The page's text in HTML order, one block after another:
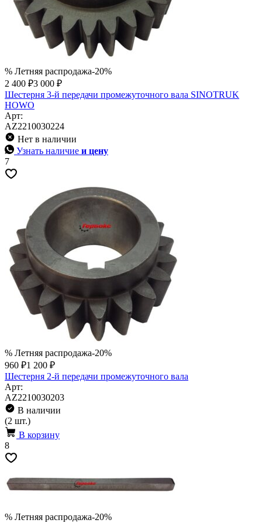
% Летняя распродажа-20%
2 400 ₽3 000 ₽
Шестерня 3-й передачи промежуточного вала SINOTRUK
HOWO
Арт:
AZ2210030224
Нет в наличии
Узнать наличие и цену
7
% Летняя распродажа-20%
960 ₽1 200 ₽
Шестерня 2-й передачи промежуточного вала
Арт:
AZ2210030203
В наличии
(2 шт.)
В корзину
8
% Летняя распродажа-20%